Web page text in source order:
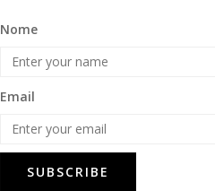
Nome
Email